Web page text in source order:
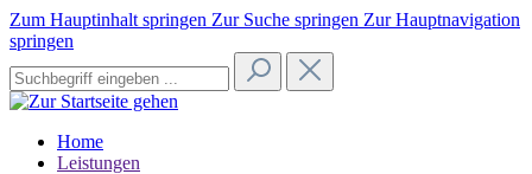
Zum Hauptinhalt springen Zur Suche springen Zur Hauptnavigation
springen
Home
Leistungen